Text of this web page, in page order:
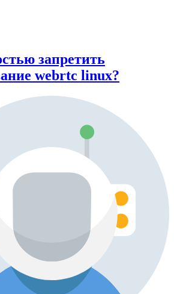
запретить
webrtc linux?